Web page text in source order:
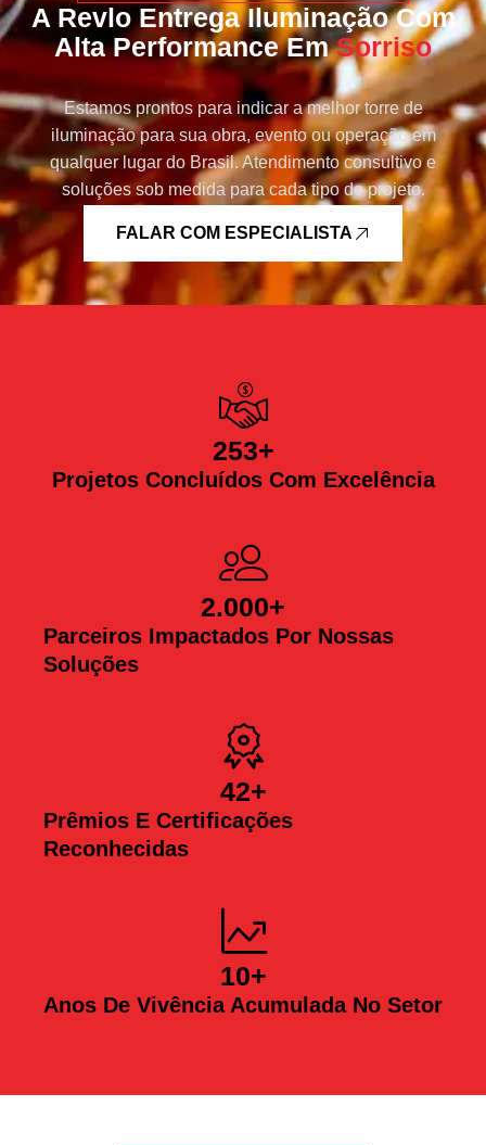
A Revlo Entrega Iluminação Com
Alta Performance EmSorriso
Estamos prontos para indicar a melhor torre de
iluminação para sua obra, evento ou operação em
qualquer lugar do Brasil. Atendimento consultivo e
soluções sob medida para cada tipo de projeto.
FALAR COM ESPECIALISTA
Projetos Concluídos Com Excelência
253+
Parceiros Impactados Por Nossas
Soluções
2.000+
Prêmios E Certificações
Reconhecidas
42+
Anos De Vivência Acumulada No Setor
10+